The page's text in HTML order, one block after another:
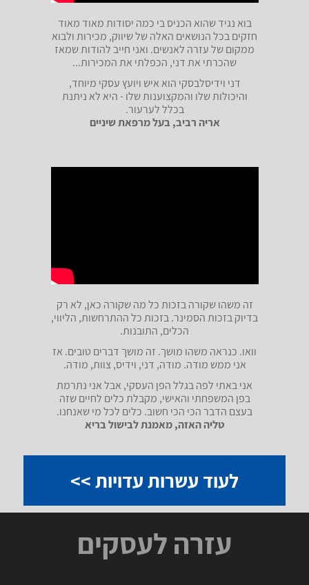
בוא נגיד שהוא הכניס בי כמה יסודות מאוד מאוד
חזקים בכל הנושאים האלה של שיווק, מכירות ולבוא
ממקום של עזרה לאנשים. ואני חייב להודות שמאז
שהכרתי את דני, הכפלתי את המכירות...
דני וידיסלבסקי הוא איש ויועץ עסקי מיוחד,
והיכולות שלו והמקצוענות שלו - היא לא ניתנת
בכלל לערעור.
אריה רביב, בעל מרפאת שיניים
זה משהו שקורה בזכות כל מה שקורה כאן, לא רק
בדיוק בזכות הסמינר. בזכות כל ההתרחשות, הליווי,
הכלים, התובנות.
וואו. כנראה משהו מושך. זה מושך דברים טובים. אז
אני ממש מודה. מודה, דני, וידיס, צוות, מודה.
אני באתי לפה בגלל הפן העסקי, אבל אני נתרמת
בפן המשפחתי והאישי, מקבלת כלים לחיים שזה
בעצם הדבר הכי הכי חשוב. כלים לכל מי שאנחנו.
טליה האזה, מאמנת לבישול בריא
לעוד עשרות עדויות >>
עזרה לעסקים